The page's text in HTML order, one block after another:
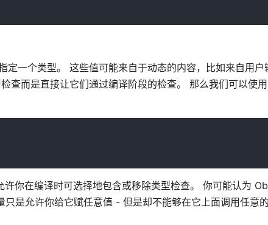
一个类型。 这些值可能来自于动态的内容，比如来自用户
查而是直接让它们通过编译阶段的检查。 那么我们可以使
你在编译时可选择地包含或移除类型检查。 你可能认为
是允许你给它赋任意值 - 但是却不能够在它上面调用任意